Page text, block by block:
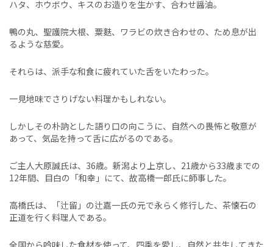
ハタ、ホウボウ、キスのお造りを生かす、合わせ醤油。
鴨の丸、聖護院大根、粟麩、ワラビの炊き合わせの、ため息が出
るような慈愛。
それらは、派手な和食に疲れていた舌をいたわった。
一見地味でさりげない料理かもしれない。
しかしその朴訥とした語り口の向こうに、自然への畏怖と敬意が
あって、気品を持って舌に広がるのである。
ご主人大原誠氏は、36歳。新潟より上京し、21歳から33歳までの
12年間、目白の「和幸」にて、故高橋一郎氏に師事した。
高橋氏は、「辻留」の辻嘉一氏の元で永らく修行した、茶懐石の
正道を行く料理人である。